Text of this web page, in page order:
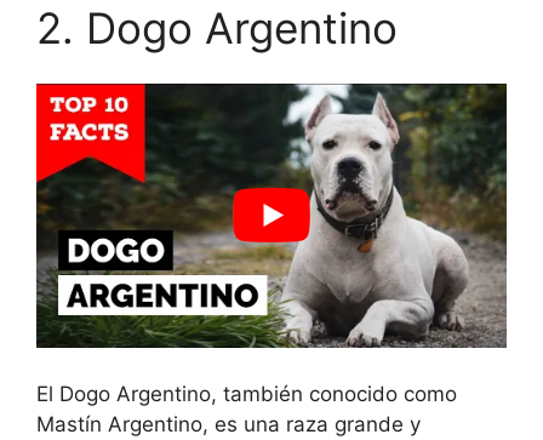
2. Dogo Argentino
El Dogo Argentino, también conocido como
Mastín Argentino, es una raza grande y